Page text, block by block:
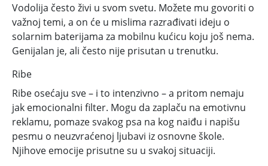
Vodolija često živi u svom svetu. Možete mu govoriti o
važnoj temi, a on će u mislima razrađivati ideju o
solarnim baterijama za mobilnu kućicu koju još nema.
Genijalan je, ali često nije prisutan u trenutku.
Ribe
Ribe osećaju sve – i to intenzivno – a pritom nemaju
jak emocionalni filter. Mogu da zaplaču na emotivnu
reklamu, pomaze svakog psa na kog naiđu i napišu
pesmu o neuzvraćenoj ljubavi iz osnovne škole.
Njihove emocije prisutne su u svakoj situaciji.